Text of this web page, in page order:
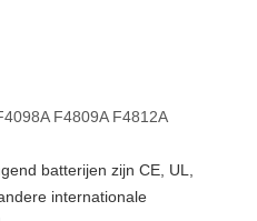
F4809A F4812A
batterijen zijn CE, UL,
internationale